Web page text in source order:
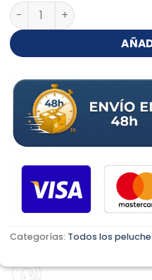
Gyarados Peluche cantidad
Categorías: Todos los